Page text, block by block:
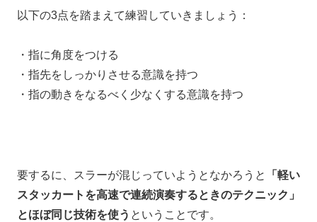
以下の3点を踏まえて練習していきましょう：
・指に角度をつける
・指先をしっかりさせる意識を持つ
・指の動きをなるべく少なくする意識を持つ
要するに、スラーが混じっていようとなかろうと
「軽い
スタッカートを高速で連続演奏するときのテクニック」
とほぼ同じ技術を使う ということです。